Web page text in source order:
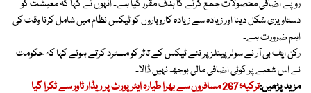
روپے اضافی محصولات جمع کرنے کا ہدف مقرر کیا ہے۔ انہوں نے کہا کہ معیشت کو
دستاویزی شکل دینا اور زیادہ سے زیادہ کاروباروں کو ٹیکس نظام میں شامل کرنا وقت کی
اہم ضرورت ہے۔
رکن ایف بی آر نے سولر پینلز پر نئے ٹیکس کے تاثر کو مسترد کرتے ہوئے کہا کہ حکومت
نے اس شعبے پر کوئی اضافی مالی بوجھ نہیں ڈالا۔
مزید پڑھیں:ترکیہ؛ 267 مسافروں سے بھرا طیارہ ایئرپورٹ پر ریڈار ٹاور سے ٹکرا گیا